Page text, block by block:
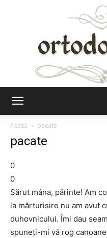
Acasă
pacate
pacate
0
0
Sărut mâna, părinte! Am
la mărturisire nu am avut
duhovnicului. Îmi dau
spuneţi-mi vă rog